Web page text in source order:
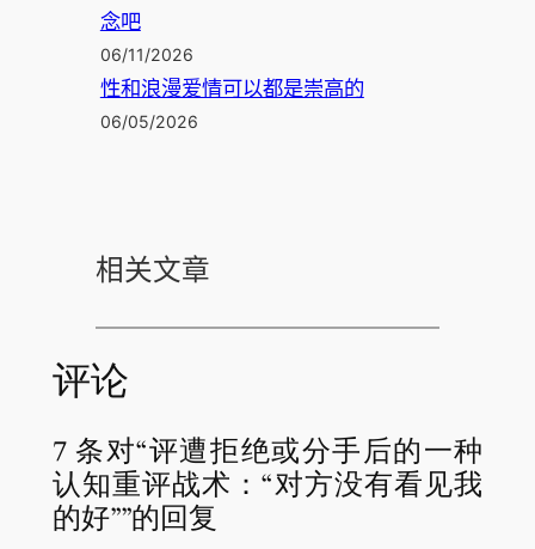
念吧
06/11/2026
性和浪漫爱情可以都是崇高的
06/05/2026
相关文章
评论
7 条对“评遭拒绝或分手后的一种
认知重评战术：“对方没有看见我
的好””的回复